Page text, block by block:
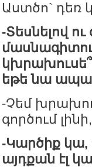
Աստծո` դեռ
-Տեսնելով
եթե նա
-Չեմ
գործում
-Կարծիք
այդքան էլ